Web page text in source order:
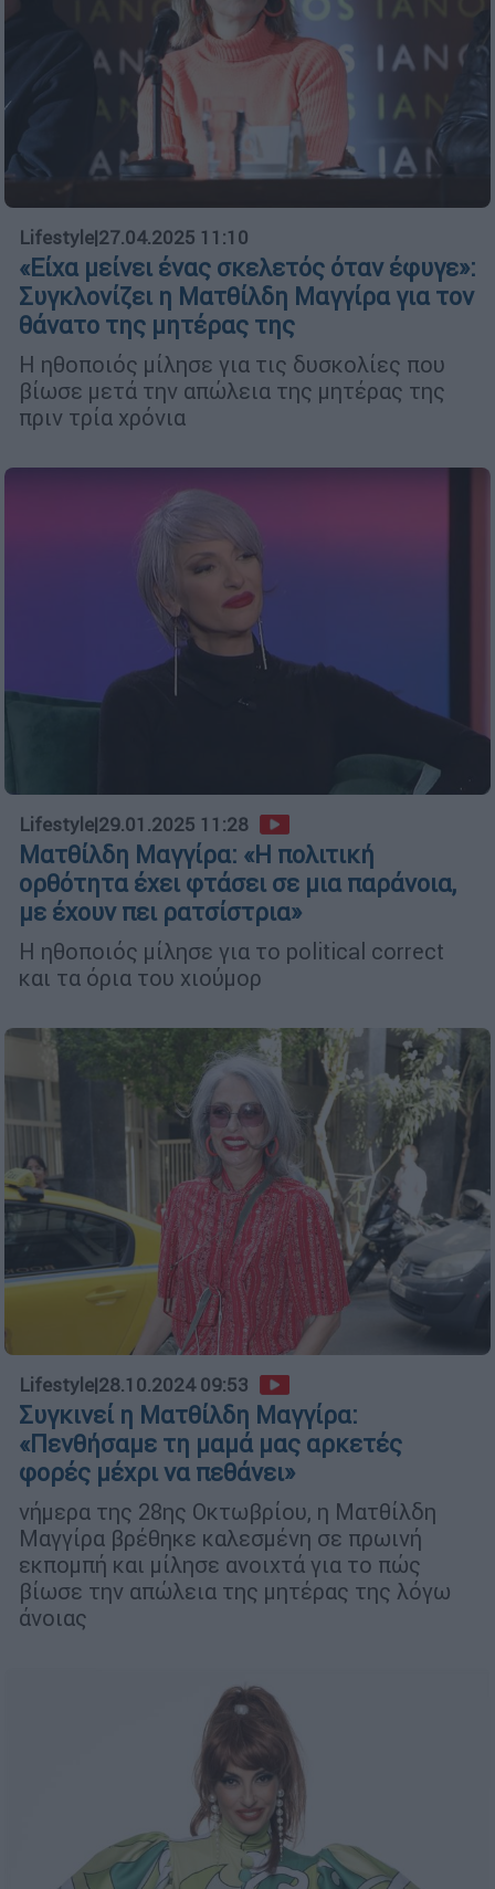
Lifestyle|27.04.2025 11:10
«Είχα μείνει ένας σκελετός όταν έφυγε»:
Συγκλονίζει η Ματθίλδη Μαγγίρα για τον
θάνατο της μητέρας της
Η ηθοποιός μίλησε για τις δυσκολίες που
βίωσε μετά την απώλεια της μητέρας της
πριν τρία χρόνια
Lifestyle|29.01.2025 11:28
Ματθίλδη Μαγγίρα: «Η πολιτική
ορθότητα έχει φτάσει σε μια παράνοια,
με έχουν πει ρατσίστρια»
Η ηθοποιός μίλησε για το political correct
και τα όρια του χιούμορ
Lifestyle|28.10.2024 09:53
Συγκινεί η Ματθίλδη Μαγγίρα:
«Πενθήσαμε τη μαμά μας αρκετές
φορές μέχρι να πεθάνει»
νήμερα της 28ης Οκτωβρίου, η Ματθίλδη
Μαγγίρα βρέθηκε καλεσμένη σε πρωινή
εκπομπή και μίλησε ανοιχτά για το πώς
βίωσε την απώλεια της μητέρας της λόγω
άνοιας